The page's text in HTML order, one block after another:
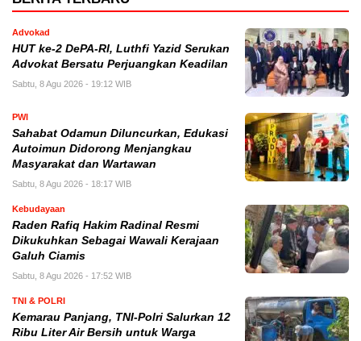
Advokad
HUT ke-2 DePA-RI, Luthfi Yazid Serukan
Advokat Bersatu Perjuangkan Keadilan
Sabtu, 8 Agu 2026 - 19:12 WIB
PWI
Sahabat Odamun Diluncurkan, Edukasi
Autoimun Didorong Menjangkau
Masyarakat dan Wartawan
Sabtu, 8 Agu 2026 - 18:17 WIB
Kebudayaan
Raden Rafiq Hakim Radinal Resmi
Dikukuhkan Sebagai Wawali Kerajaan
Galuh Ciamis
Sabtu, 8 Agu 2026 - 17:52 WIB
TNI & POLRI
Kemarau Panjang, TNI-Polri Salurkan 12
Ribu Liter Air Bersih untuk Warga